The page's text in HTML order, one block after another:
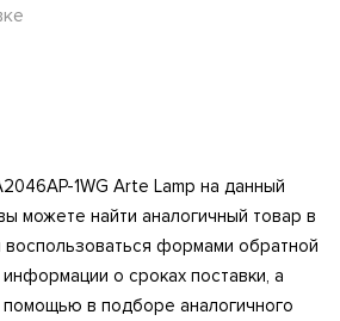
1WG Arte Lamp на данный
можете найти аналогичный товар в
воспользоваться формами обратной
о сроках поставки, а
помощью в подборе аналогичного